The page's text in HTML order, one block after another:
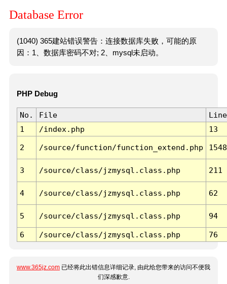
Database Error
(1040) 365建站错误警告：连接数据库失败，可能的原
因：1、数据库密码不对; 2、mysql未启动。
PHP Debug
No. File
Line
1
/index.php 13
2 /source/function/function_extend.php 1548
3 /source/class/jzmysql.class.php 211
4 /source/class/jzmysql.class.php 62
5 /source/class/jzmysql.class.php 94
6 /source/class/jzmysql.class.php 76
www.365jz.com 已经将此出错信息详细记录, 由此给您带来的访问不便我
们深感歉意.